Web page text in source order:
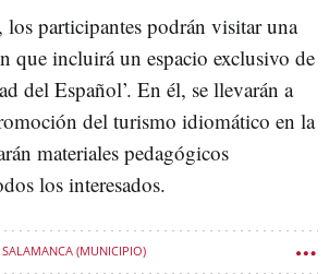
los participantes podrán visitar una
que incluirá un espacio exclusivo de
del Español’. En él, se llevarán a
del turismo idiomático en la
materiales pedagógicos
los interesados.
SALAMANCA (MUNICIPIO)